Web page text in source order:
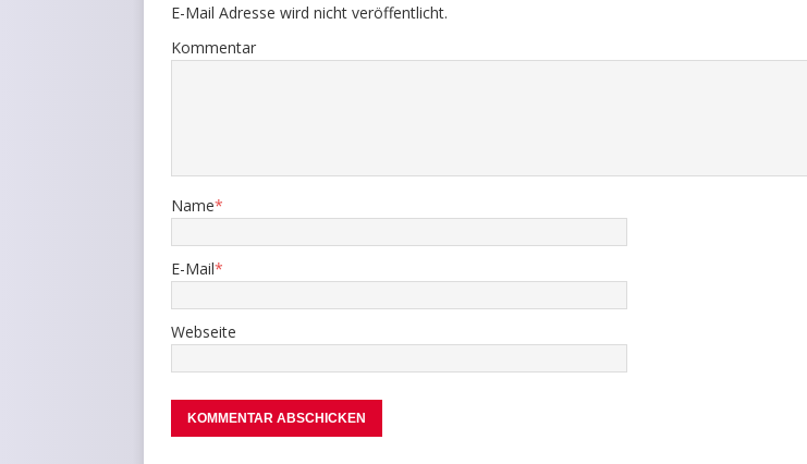
E-Mail Adresse wird nicht veröffentlicht.
Kommentar
Name*
E-Mail*
Webseite